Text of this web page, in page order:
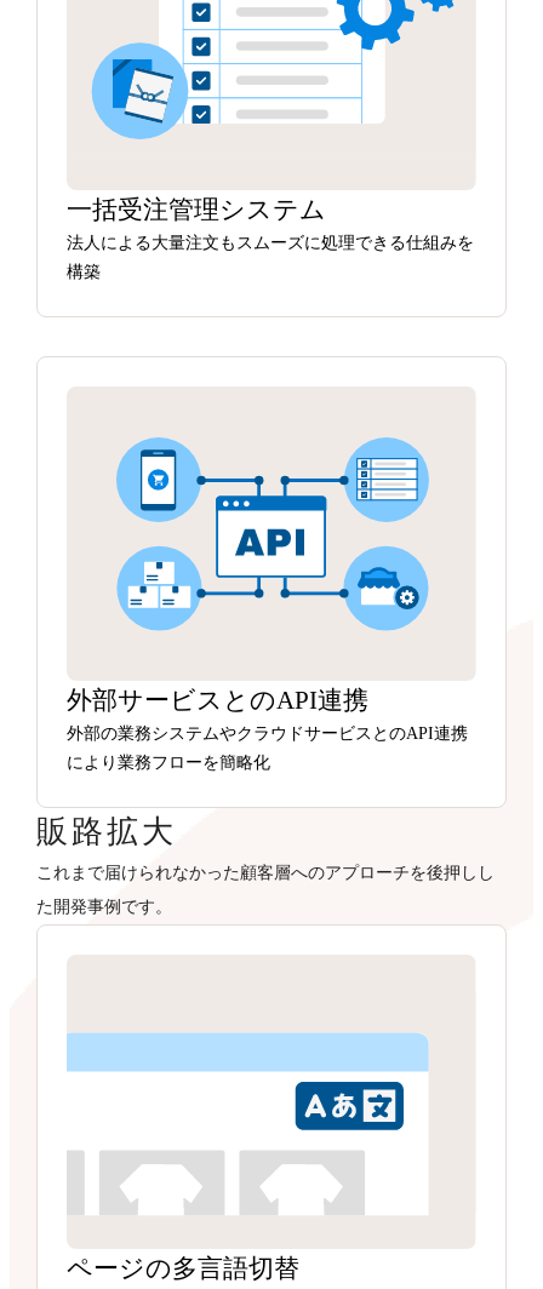
一括受注管理システム
法人による大量注文もスムーズに処理できる仕組みを
構築
外部サービスとのAPI連携
外部の業務システムやクラウドサービスとのAPI連携
により業務フローを簡略化
販路拡大
これまで届けられなかった顧客層へのアプローチを後押しし
た開発事例です。
ページの多言語切替